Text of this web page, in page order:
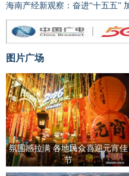
海南产经新观察：奋进“十五五”
图片广场
氛围感拉满 各地民众喜迎元宵佳
节